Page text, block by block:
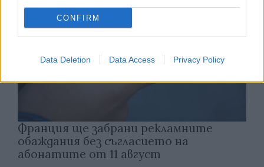
CONFIRM
Data Deletion Data Access Privacy Policy
Франция ще забрани рекламните
обаждания без съгласието на
абонатите от 11 август